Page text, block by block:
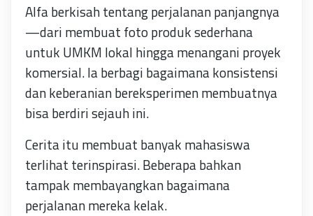
Alfa berkisah tentang perjalanan panjangnya
—dari membuat foto produk sederhana
untuk UMKM lokal hingga menangani proyek
komersial. Ia berbagi bagaimana konsistensi
dan keberanian bereksperimen membuatnya
bisa berdiri sejauh ini.
Cerita itu membuat banyak mahasiswa
terlihat terinspirasi. Beberapa bahkan
tampak membayangkan bagaimana
perjalanan mereka kelak.